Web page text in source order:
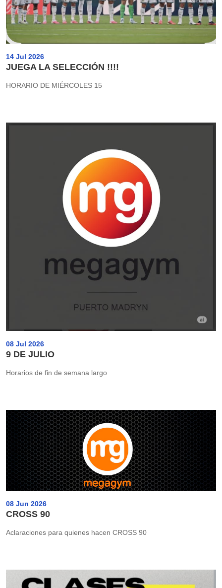
14 Jul 2026
JUEGA LA SELECCIÓN !!!!
HORARIO DE MIÉRCOLES 15
08 Jul 2026
9 DE JULIO
Horarios de fin de semana largo
08 Jun 2026
CROSS 90
Aclaraciones para quienes hacen CROSS 90